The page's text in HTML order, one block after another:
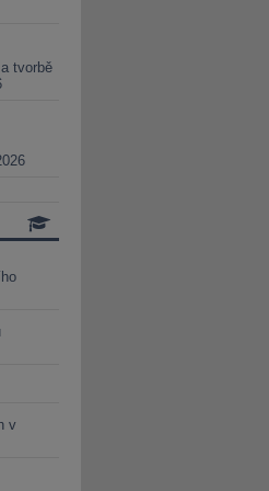
tvorbě
v